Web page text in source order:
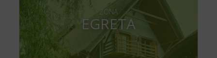
ZONA
EGRETA